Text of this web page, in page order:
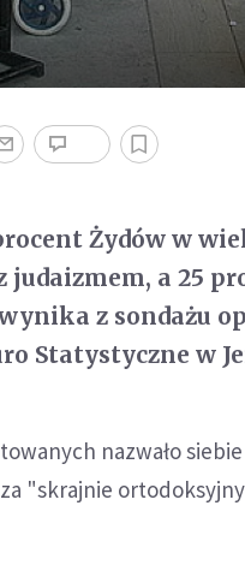
Żydów w
judaizmem, a 25
z sondażu
Statystyczne w
nazwało
"skrajnie